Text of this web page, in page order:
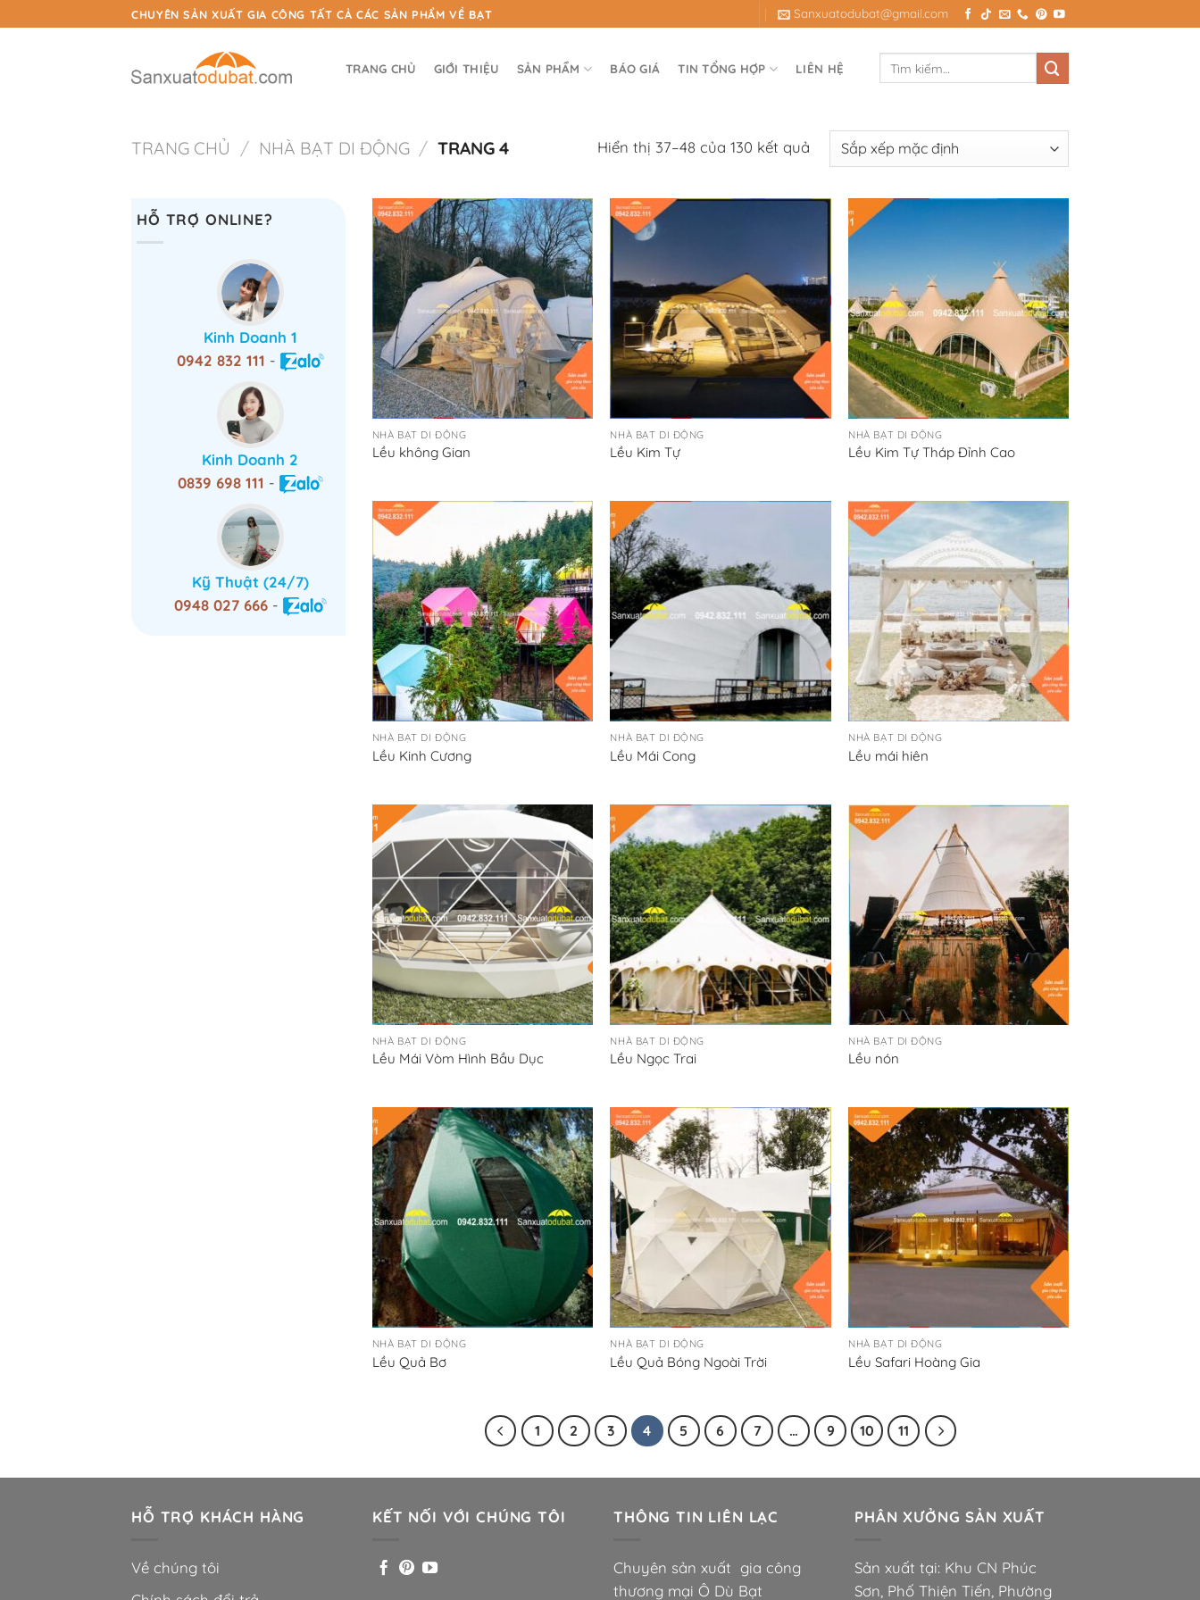
đến
CHUYÊN SẢN XUẤT GIA CÔNG TẤT CẢ CÁC SẢN PHẨM VỀ BẠT Sanxuatodubat@gmail.com
TRANG CHỦ GIỚI THIỆU SẢN PHẨM BÁO GIÁ TIN TỔNG HỢP LIÊN HỆ
TRANG CHỦ / NHÀ BẠT DI ĐỘNG / TRANG 4 Hiển thị 37–48 của 130 kết quả
HỖ TRỢ ONLINE?
Kinh Doanh 1
0942 832 111 -
Kinh Doanh 2
0839 698 111 -
Kỹ Thuật (24/7)
0948 027 666-
NHÀ BẠT DI ĐỘNG
Lều không Gian
NHÀ BẠT DI ĐỘNG
Lều Kim Tự
NHÀ BẠT DI ĐỘNG
Lều Kim Tự Tháp Đỉnh Cao
NHÀ BẠT DI ĐỘNG
Lều Kinh Cương
NHÀ BẠT DI ĐỘNG
Lều Mái Cong
NHÀ BẠT DI ĐỘNG
Lều mái hiên
NHÀ BẠT DI ĐỘNG
Lều Mái Vòm Hình Bầu Dục
NHÀ BẠT DI ĐỘNG
Lều Ngọc Trai
NHÀ BẠT DI ĐỘNG
Lều nón
NHÀ BẠT DI ĐỘNG
Lều Quả Bơ
NHÀ BẠT DI ĐỘNG
Lều Quả Bóng Ngoài Trời
NHÀ BẠT DI ĐỘNG
Lều Safari Hoàng Gia
1 2 3 4 5 6 7 … 9 10 11
HỖ TRỢ KHÁCH HÀNG
Về chúng tôi
KẾT NỐI VỚI CHÚNG TÔI THÔNG TIN LIÊN LẠC
Chuyên sản xuất gia công
thương mại Ô Dù Bạt
PHÂN XƯỞNG SẢN XUẤT
Sản xuất tại: Khu CN Phúc
Sơn, Phố Thiện Tiến, Phường